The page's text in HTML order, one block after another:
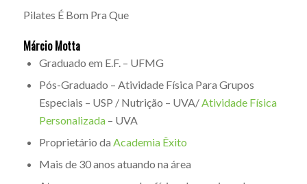
Pilates É Bom Pra Que
Márcio Motta
Graduado em E.F. – UFMG
Pós-Graduado – Atividade Física Para Grupos
Especiais – USP / Nutrição – UVA/ Atividade Física
Personalizada– UVA
Proprietário da Academia Êxito
Mais de 30 anos atuando na área